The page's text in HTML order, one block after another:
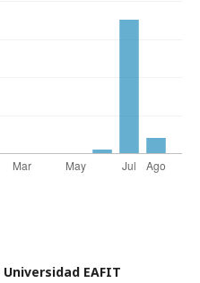
Universidad EAFIT